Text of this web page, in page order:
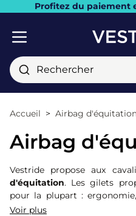
Profitez du paiement
Rechercher
Accueil Airbag
Airbag
Vestride propose aux
d'équitation. Les gilets
pour la plupart :
vos cervicales jusqu'à
Voir plus